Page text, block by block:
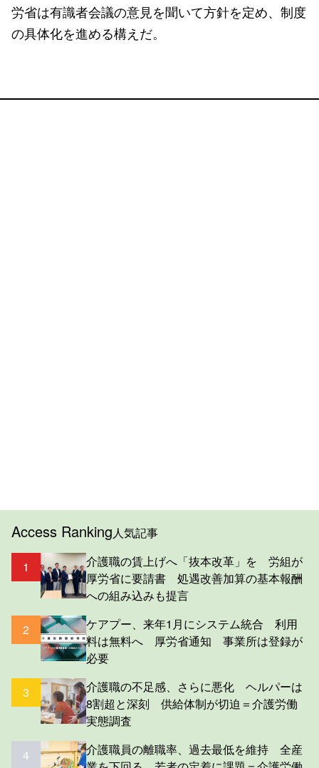
労省は有識者会議の意見を聞いて方針を定め、制度
の具体化を進める構えだ。
Access Ranking人気記事
1
介護職の賃上げへ「抜本改革」を 労組が
厚労省に要請書 処遇改善加算の基本報酬
への組み込みも提言
2
ケアプー、来年1月にシステム統合 利用
料は無料へ 厚労省通知 事業所は登録が
必要
3
介護職の不足感、さらに悪化 ヘルパーは
8割超と深刻 供給体制が切迫＝介護労働
実態調査
4
介護職員の離職率、過去最低を維持 全産